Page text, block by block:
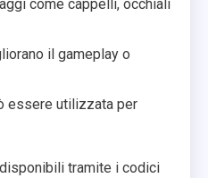
come cappelli, occhiali
il gameplay o
essere utilizzata per
tramite i codici